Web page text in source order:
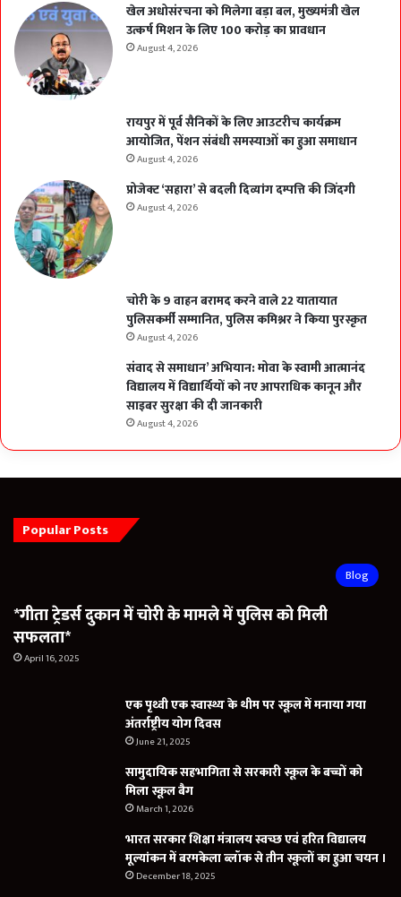
खेल अधोसंरचना को मिलेगा बड़ा बल, मुख्यमंत्री खेल
उत्कर्ष मिशन के लिए 100 करोड़ का प्रावधान
August 4, 2026
रायपुर में पूर्व सैनिकों के लिए आउटरीच कार्यक्रम
आयोजित, पेंशन संबंधी समस्याओं का हुआ समाधान
August 4, 2026
प्रोजेक्ट ‘सहारा’ से बदली दिव्यांग दम्पत्ति की जिंदगी
August 4, 2026
चोरी के 9 वाहन बरामद करने वाले 22 यातायात
पुलिसकर्मी सम्मानित, पुलिस कमिश्नर ने किया पुरस्कृत
August 4, 2026
संवाद से समाधान’ अभियान: मोवा के स्वामी आत्मानंद
विद्यालय में विद्यार्थियों को नए आपराधिक कानून और
साइबर सुरक्षा की दी जानकारी
August 4, 2026
Popular Posts
Blog
*गीता ट्रेडर्स दुकान में चोरी के मामले में पुलिस को मिली
सफलता*
April 16, 2025
एक पृथ्वी एक स्वास्थ्य के थीम पर स्कूल में मनाया गया
अंतर्राष्ट्रीय योग दिवस
June 21, 2025
सामुदायिक सहभागिता से सरकारी स्कूल के बच्चों को
मिला स्कूल बैग
March 1, 2026
भारत सरकार शिक्षा मंत्रालय स्वच्छ एवं हरित विद्यालय
मूल्यांकन में बरमकेला ब्लॉक से तीन स्कूलों का हुआ चयन ।
December 18, 2025